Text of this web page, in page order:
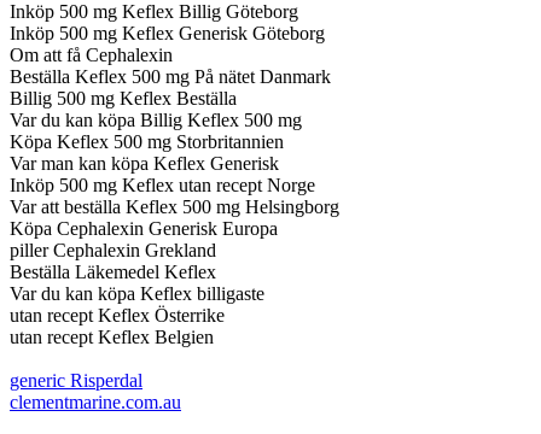
Inköp 500 mg Keflex Billig Göteborg
Inköp 500 mg Keflex Generisk Göteborg
Om att få Cephalexin
Beställa Keflex 500 mg På nätet Danmark
Billig 500 mg Keflex Beställa
Var du kan köpa Billig Keflex 500 mg
Köpa Keflex 500 mg Storbritannien
Var man kan köpa Keflex Generisk
Inköp 500 mg Keflex utan recept Norge
Var att beställa Keflex 500 mg Helsingborg
Köpa Cephalexin Generisk Europa
piller Cephalexin Grekland
Beställa Läkemedel Keflex
Var du kan köpa Keflex billigaste
utan recept Keflex Österrike
utan recept Keflex Belgien
generic Risperdal
clementmarine.com.au